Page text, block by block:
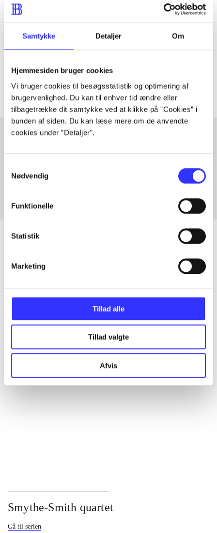
Samtykke Detaljer Om
Hjemmesiden bruger cookies
Vi bruger cookies til besøgsstatistik og optimering af
brugervenlighed. Du kan til enhver tid ændre eller
tilbagetrække dit samtykke ved at klikke på ”Cookies” i
bunden af siden. Du kan læse mere om de anvendte
cookies under ”Detaljer”.
Nødvendig
Funktionelle
Statistik
Marketing
Tillad alle
Tillad valgte
Afvis
Tidsskrift
Artiklen er en del af
Artiklerne i handler ofte om
Artikler
Smythe-Smith quartet
Gå til serien